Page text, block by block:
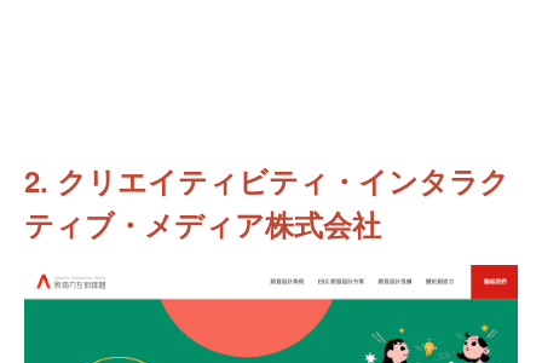
2. クリエイティビティ・インタラク
ティブ・メディア株式会社